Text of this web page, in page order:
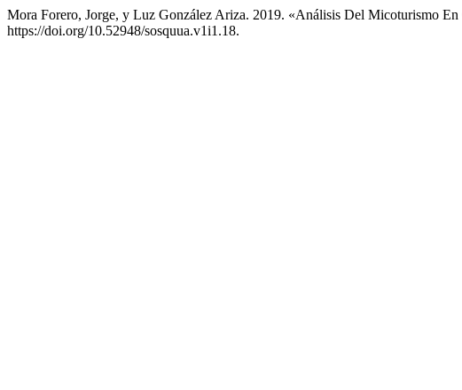
Mora Forero, Jorge, y Luz González Ariza. 2019. «Análisis Del Micoturismo
https://doi.org/10.52948/sosquua.v1i1.18.